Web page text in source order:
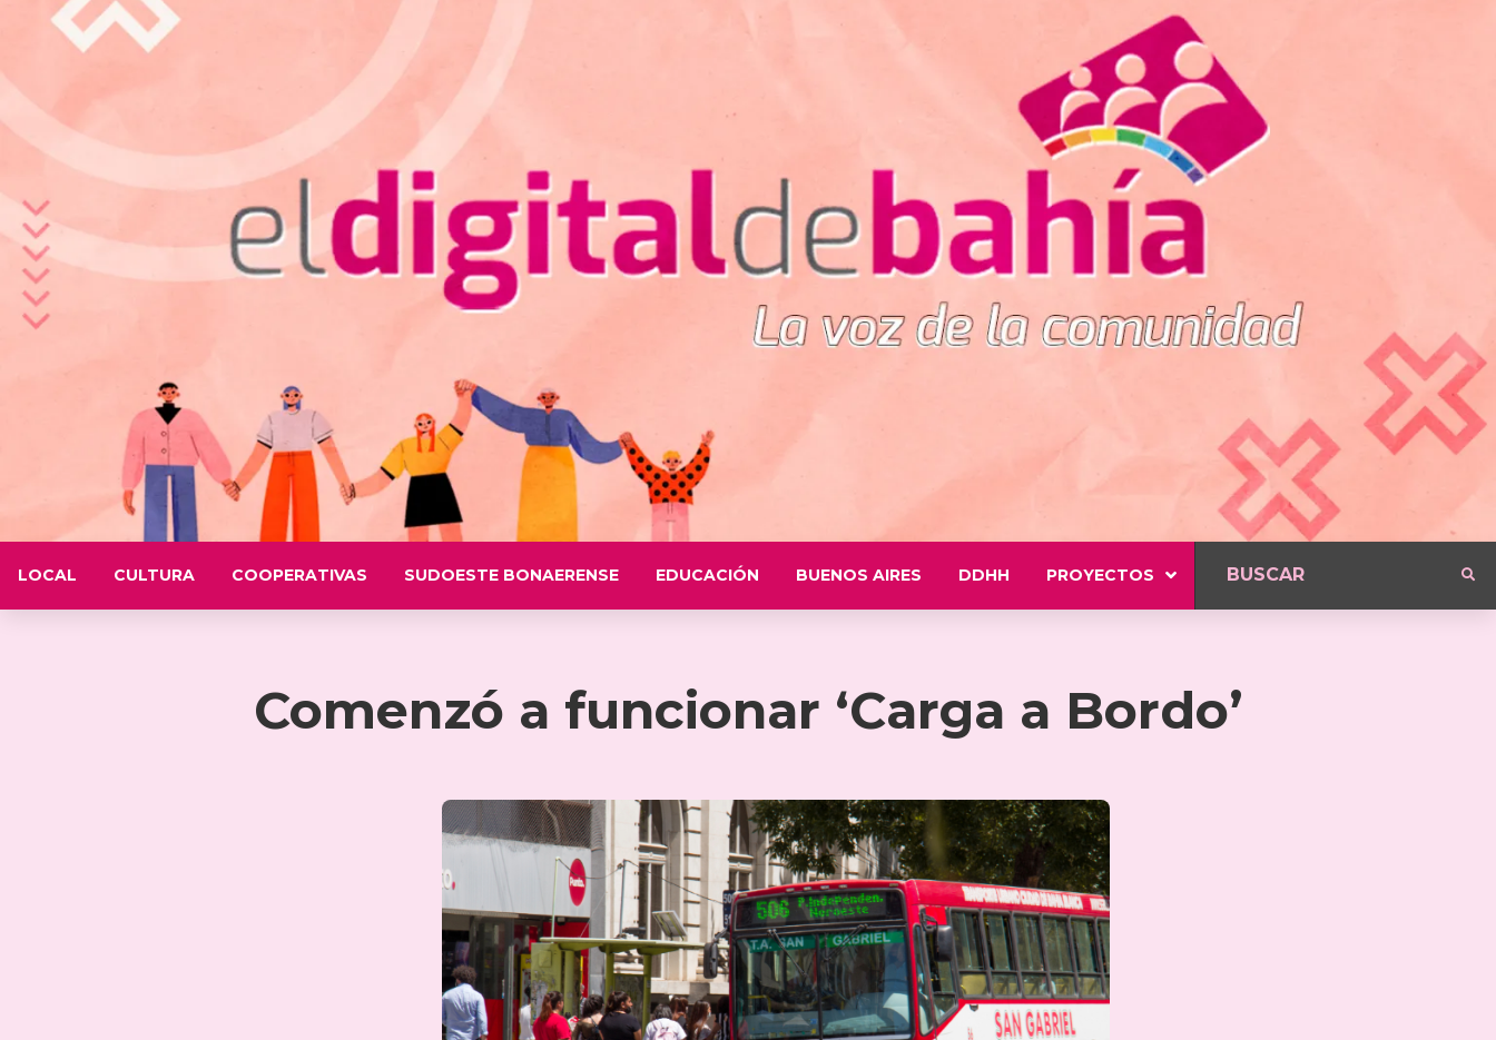
LOCAL CULTURA COOPERATIVAS SUDOESTE BONAERENSE EDUCACIÓN BUENOS AIRES DDHH PROYECTOS
Comenzó a funcionar ‘Carga a Bordo’